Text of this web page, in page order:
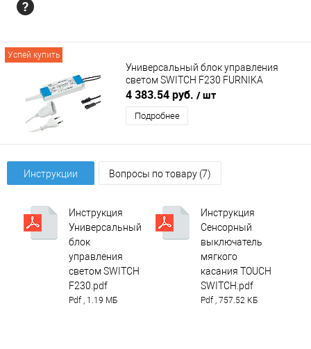
Успей купить
Универсальный блок управления
светом SWITCH F230 FURNIKA
(ФУРНИКА)
4 383.54 руб. / шт
Подробнее
Инструкции Вопросы по товару (7)
Инструкция
Универсальный
блок
управления
светом SWITCH
F230.pdf
Pdf , 1.19 МБ
Инструкция
Сенсорный
выключатель
мягкого
касания TOUCH
SWITCH.pdf
Pdf , 757.52 КБ